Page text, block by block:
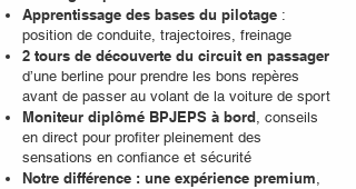
Apprentissage des bases du pilotage :
position de conduite, trajectoires, freinage
2 tours de découverte du circuit en passager
d’une berline pour prendre les bons repères
avant de passer au volant de la voiture de sport
Moniteur diplômé BPJEPS à bord, conseils
en direct pour profiter pleinement des
sensations en confiance et sécurité
Notre différence : une expérience premium,